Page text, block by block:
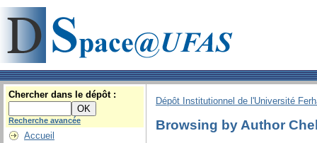
Chercher dans le dépôt :
Recherche avancée
Accueil
Dépôt Institutionnel de l'Université
Browsing by Author